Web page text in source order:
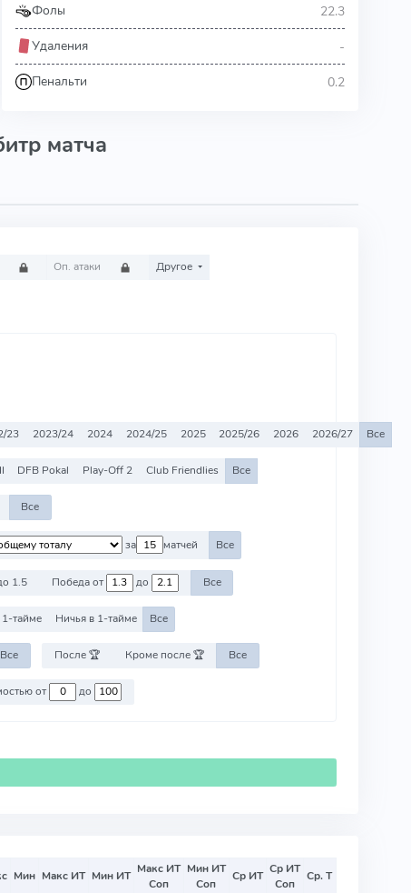
Фолы 22.3
Удаления -
Пенальти 0.2
матча
Оп. атаки Другое
23 2023/24 2024 2024/25 2025 2025/26 2026 2026/27 Все
DFB Pokal Play-Off 2 Club Friendlies Все
Все
за матчей Все
1.5 Победа от до Все
тайме Ничья в 1-тайме Все
Все После 🏆 Кроме после 🏆 Все
Против команд со стоимостью от до
Мин Макс ИТ Мин ИТ Макс ИТ
Соп
Мин ИТ
Соп
Ср ИТ Ср ИТ
Соп
Ср. Т